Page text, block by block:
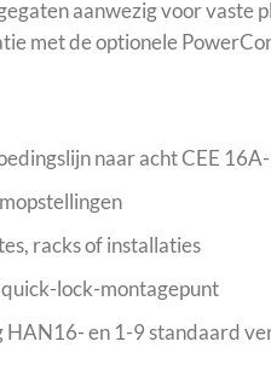
aanwezig voor vaste
met de optionele
naar acht CEE
racks of installaties
lock-montagepunt
en 1-9 standaard